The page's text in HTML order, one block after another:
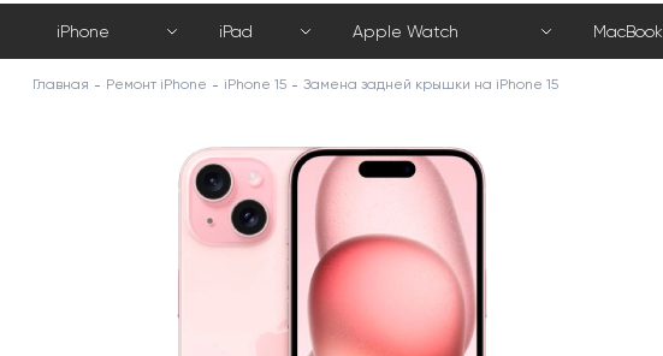
iPhone iPad Apple Watch MacBook
Главная Ремонт iPhone iPhone 15 Замена задней крышки на iPhone 15